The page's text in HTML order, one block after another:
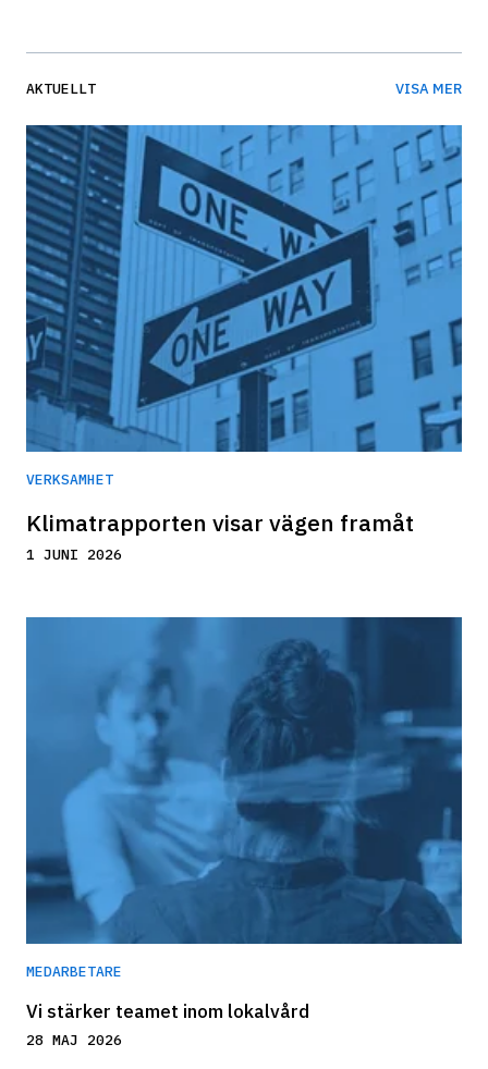
AKTUELLT VISA MER
VERKSAMHET
Klimatrapporten visar vägen framåt
1 JUNI 2026
MEDARBETARE
Vi stärker teamet inom lokalvård
28 MAJ 2026